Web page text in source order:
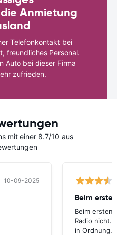
Anmietung
Telefonkontakt bei
freundliches Personal.
Auto bei dieser Firma
zufrieden.
mit einer 8.7/10 aus
10-09-2025
Beim
Beim ersten
Radio nicht.
in Ordnung.